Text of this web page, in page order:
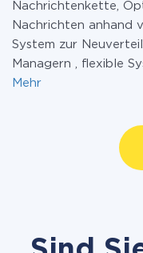
Nachrichtenkette,
Nachrichten anhand
System zur
Managern , flexible
Mehr